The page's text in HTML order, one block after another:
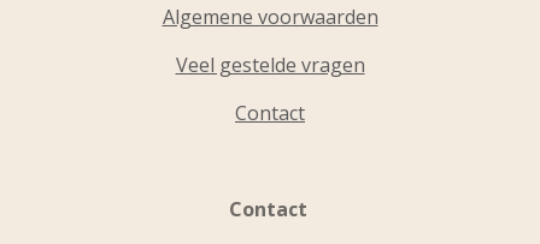
Algemene voorwaarden
Veel gestelde vragen
Contact
Contact